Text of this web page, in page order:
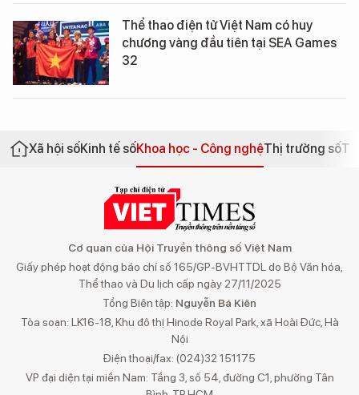
Thể thao điện tử Việt Nam có huy
chương vàng đầu tiên tại SEA Games
32
Xã hội sốKinh tế sốKhoa học - Công nghệThị trường số
Cơ quan của Hội Truyền thông số Việt Nam
Giấy phép hoạt động báo chí số 165/GP-BVHTTDL do Bộ Văn hóa,
Thể thao và Du lịch cấp ngày 27/11/2025
Tổng Biên tập: Nguyễn Bá Kiên
Tòa soạn: LK16-18, Khu đô thị Hinode Royal Park, xã Hoài Đức, Hà
Nội
Điện thoại/fax: (024)32 151175
VP đại diện tại miền Nam: Tầng 3, số 54, đường C1, phường Tân